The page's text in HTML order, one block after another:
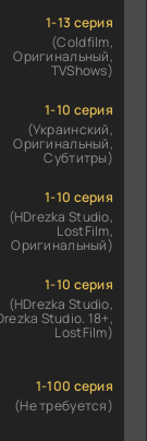
1-13 серия
(Coldfilm,
Оригинальный,
TVShows)
1-10 серия
(Украинский,
Оригинальный,
Субтитры)
1-10 серия
(HDrezka Studio,
LostFilm,
Оригинальный)
1-10 серия
(HDrezka Studio,
Studio. 18+,
LostFilm)
1-100 серия
(Не требуется)